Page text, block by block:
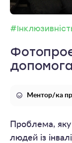
Ментор/ка
Проблема, яку
людей із